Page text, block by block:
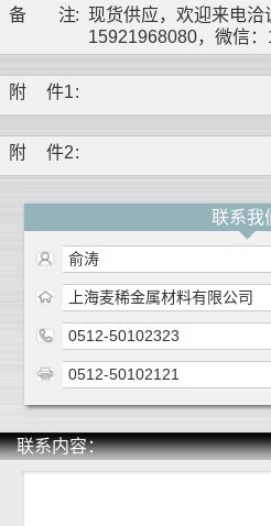
备 注: 现货供应，欢迎来电洽
15921968080，微信
附 件1:
附 件2:
联系我
俞涛
上海麦稀金属材料有限公司
0512-50102323
0512-50102121
联系内容：